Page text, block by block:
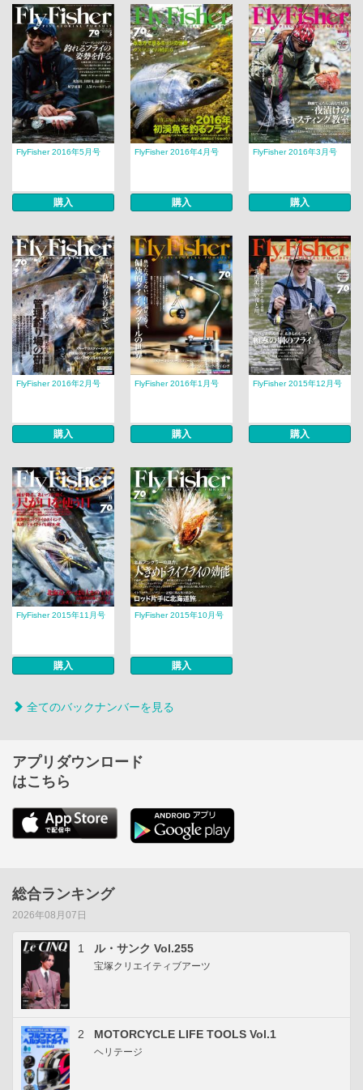
FlyFisher 2016年5月号
購入
FlyFisher 2016年4月号
購入
FlyFisher 2016年3月号
購入
FlyFisher 2016年2月号
購入
FlyFisher 2016年1月号
購入
FlyFisher 2015年12月号
購入
FlyFisher 2015年11月号
購入
FlyFisher 2015年10月号
購入
全てのバックナンバーを見る
アプリダウンロード
はこちら
総合ランキング
2026年08月07日
1 ル・サンク Vol.255
宝塚クリエイティブアーツ
2 MOTORCYCLE LIFE TOOLS Vol.1
ヘリテージ